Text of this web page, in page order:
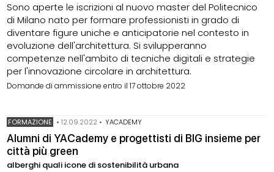
Sono aperte le iscrizioni al nuovo master del Politecnico
di Milano nato per formare professionisti in grado di
diventare figure uniche e anticipatorie nel contesto in
evoluzione dell'architettura. Si svilupperanno
competenze nell'ambito di tecniche digitali e strategie
per l'innovazione circolare in architettura.
Domande di ammissione entro il 17 ottobre 2022
FORMAZIONE •12.09.2022 • YACADEMY
Alumni di YACademy e progettisti di BIG insieme per
città più green
alberghi quali icone di sostenibilità urbana